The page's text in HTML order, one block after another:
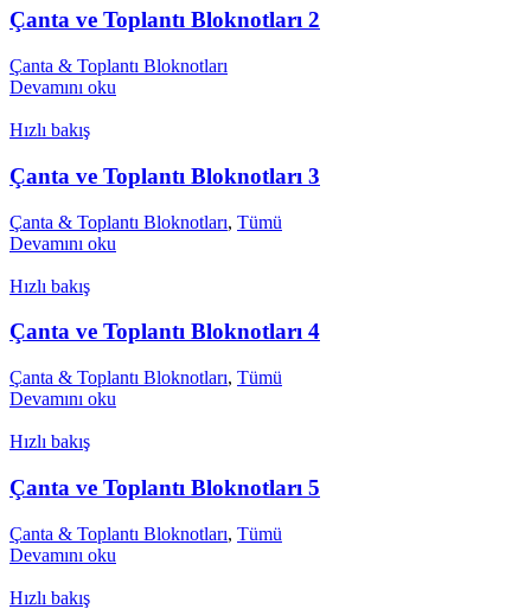
Çanta ve Toplantı Bloknotları 2
Çanta & Toplantı Bloknotları
Devamını oku
Hızlı bakış
Çanta ve Toplantı Bloknotları 3
Çanta & Toplantı Bloknotları, Tümü
Devamını oku
Hızlı bakış
Çanta ve Toplantı Bloknotları 4
Çanta & Toplantı Bloknotları, Tümü
Devamını oku
Hızlı bakış
Çanta ve Toplantı Bloknotları 5
Çanta & Toplantı Bloknotları, Tümü
Devamını oku
Hızlı bakış